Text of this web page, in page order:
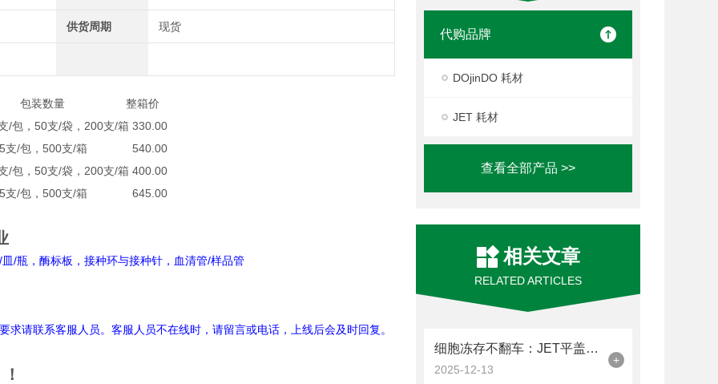
代购品牌
DOjinDO 耗材
JET 耗材
查看全部产品 >>
相关文章
RELATED ARTICLES
细胞冻存不翻车：JET平盖冻存管的加液量与密封操作技巧
2025-12-13
+
供货周期 现货
装数量 整箱价
/包，50支/袋，200支/箱 330.00
25支/包，500支/箱 540.00
/包，50支/袋，200支/箱 400.00
25支/包，500支/箱 645.00
/瓶，酶标板，接种环与接种针，血清管/样品管
请联系客服人员。客服人员不在线时，请留言或电话，上线后会及时回复。